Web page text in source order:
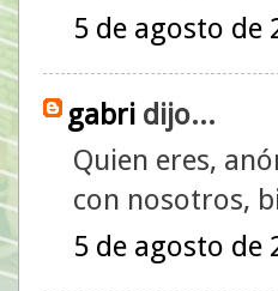
5 de agosto de
gabri dijo...
Quien eres,
con nosotros,
5 de agosto de